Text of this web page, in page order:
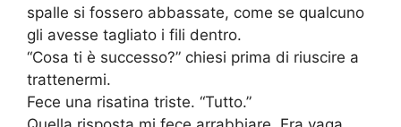
spalle si fossero abbassate, come se qualcuno
gli avesse tagliato i fili dentro.
“Cosa ti è successo?” chiesi prima di riuscire a
trattenermi.
Fece una risatina triste. “Tutto.”